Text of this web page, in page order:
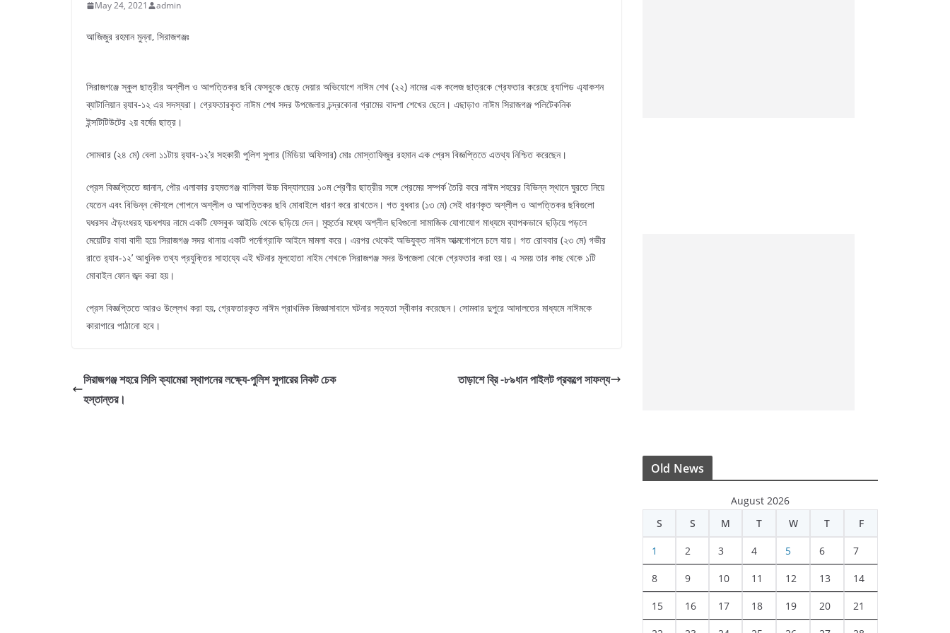
May 24, 2021 admin
আজিজুর রহমান মুন্না, সিরাজগঞ্জঃ
সিরাজগঞ্জে স্কুল ছাত্রীর অশ্লীল ও আপত্তিকর ছবি ফেসবুকে ছেড়ে দেয়ার অভিযোগে নাঈম শেখ (২২) নামের এক কলেজ ছাত্রকে গ্রেফতার করেছে র‌্যাপিড এ্যাকশন
ব্যাটালিয়ান র‌্যাব-১২ এর সদস্যরা। গ্রেফতারকৃত নাঈম শেখ সদর উপজেলার চন্দ্রকোনা গ্রামের বাদশা শেখের ছেলে। এছাড়াও নাঈম সিরাজগঞ্জ পলিটেকনিক
ইন্সটিটিউটের ২য় বর্ষের ছাত্র।
সোমবার (২৪ মে) বেলা ১১টায় র‌্যাব-১২’র সহকারী পুলিশ সুপার (মিডিয়া অফিসার) মোঃ মোস্তাফিজুর রহমান এক প্রেস বিজ্ঞপ্তিতে এতথ্য নিশ্চিত করেছেন।
প্রেস বিজ্ঞপ্তিতে জানান, পৌর এলাকার রহমতগঞ্জ বালিকা উচ্চ বিদ্যালয়ের ১০ম শ্রেণীর ছাত্রীর সঙ্গে প্রেমের সম্পর্ক তৈরি করে নাঈম শহরের বিভিন্ন স্থানে ঘুরতে নিয়ে
যেতেন এবং বিভিন্ন কৌশলে গোপনে অশ্লীল ও আপত্তিকর ছবি মোবাইলে ধারণ করে রাখতেন। গত বুধবার (১৩ মে) সেই ধারণকৃত অশ্লীল ও আপত্তিকর ছবিগুলো
ঘধরসব ঐড়ংংধরহ ঘচধশযর নামে একটি ফেসবুক আইডি থেকে ছড়িয়ে দেন। মুহুর্তের মধ্যে অশ্লীল ছবিগুলো সামাজিক যোগাযোগ মাধ্যমে ব্যাপকভাবে ছড়িয়ে পড়লে
মেয়েটির বাবা বাদী হয়ে সিরাজগঞ্জ সদর থানায় একটি পর্নোগ্রাফি আইনে মামলা করে। এরপর থেকেই অভিযুক্ত নাঈম আত্মগোপনে চলে যায়। গত রোববার (২৩ মে) গভীর
রাতে র‌্যাব-১২’ আধুনিক তথ্য প্রযুক্তির সাহায্যে এই ঘটনার মূলহোতা নাইম শেখকে সিরাজগঞ্জ সদর উপজেলা থেকে গ্রেফতার করা হয়। এ সময় তার কাছ থেকে ১টি
মোবাইল ফোন জব্দ করা হয়।
প্রেস বিজ্ঞপ্তিতে আরও উল্লেখ করা হয়, গ্রেফতারকৃত নাঈম প্রাথমিক জিজ্ঞাসাবাদে ঘটনার সত্যতা স্বীকার করেছেন। সোমবার দুপুরে আদালতের মাধ্যমে নাঈমকে
কারাগারে পাঠানো হবে।
সিরাজগঞ্জ শহরে সিসি ক্যামেরা স্থাপনের লক্ষ্যে-পুলিশ সুপারের নিকট চেক
হস্তান্তর।
তাড়াশে ব্রি -৮৯ধান পাইলট প্রকল্পে সাফল্য
Old News
August 2026
S
S M T W T F
1 2 3 4 5 6 7
8 9 10 11 12 13 14
15 16 17 18 19 20 21